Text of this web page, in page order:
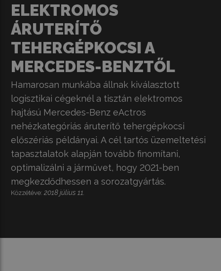
ELEKTROMOS
ÁRUTERÍTŐ
TEHERGÉPKOCSI A
MERCEDES-BENZTŐL
Hamarosan munkába állnak kiválasztott
logisztikai cégeknél a tisztán elektromos
hajtású Mercedes-Benz eActros
nehézkategóriás áruterítő tehergépkocsi
előszériás példányai. A cél tartós üzemeltetési
tapasztalatok alapján tovább finomítani,
optimalizálni a járművet, hogy 2021-ben
megkezdődhessen a sorozatgyártás.
Közzétéve:2018 július 11.